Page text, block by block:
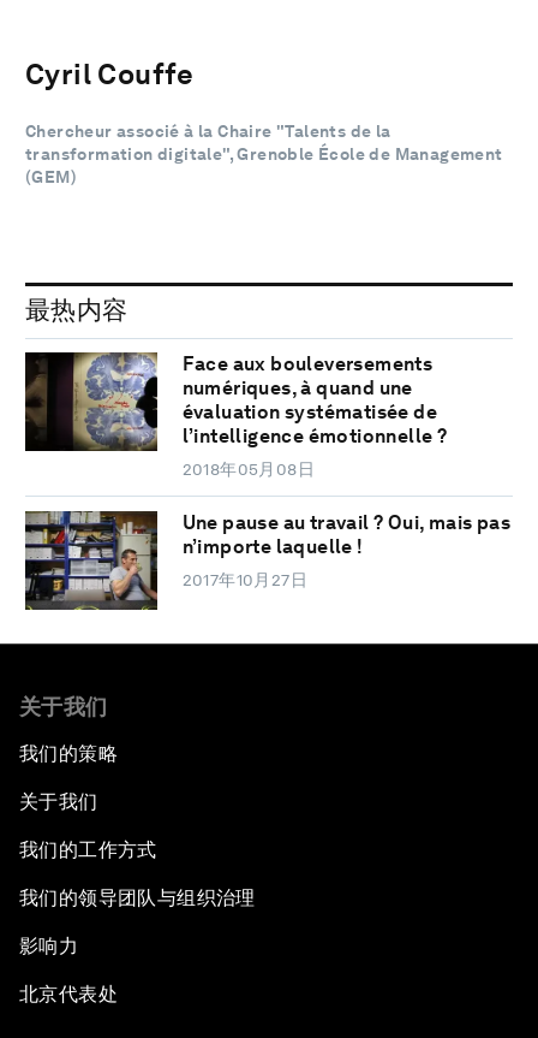
Cyril Couffe
Chercheur associé à la Chaire "Talents de la
transformation digitale", Grenoble École de Management
(GEM)
最热内容
Face aux bouleversements
numériques, à quand une
évaluation systématisée de
l’intelligence émotionnelle ?
2018年05月08日
Une pause au travail ? Oui, mais pas
n’importe laquelle !
2017年10月27日
关于我们
我们的策略
关于我们
我们的工作方式
我们的领导团队与组织治理
影响力
北京代表处